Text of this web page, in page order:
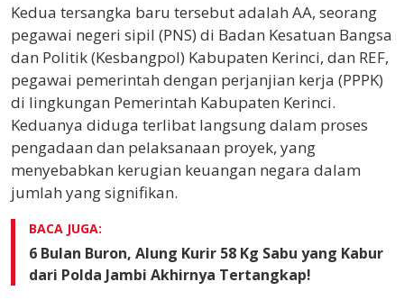
Kedua tersangka baru tersebut adalah AA, seorang
pegawai negeri sipil (PNS) di Badan Kesatuan Bangsa
dan Politik (Kesbangpol) Kabupaten Kerinci, dan REF,
pegawai pemerintah dengan perjanjian kerja (PPPK)
di lingkungan Pemerintah Kabupaten Kerinci.
Keduanya diduga terlibat langsung dalam proses
pengadaan dan pelaksanaan proyek, yang
menyebabkan kerugian keuangan negara dalam
jumlah yang signifikan.
BACA JUGA:
6 Bulan Buron, Alung Kurir 58 Kg Sabu yang Kabur
dari Polda Jambi Akhirnya Tertangkap!